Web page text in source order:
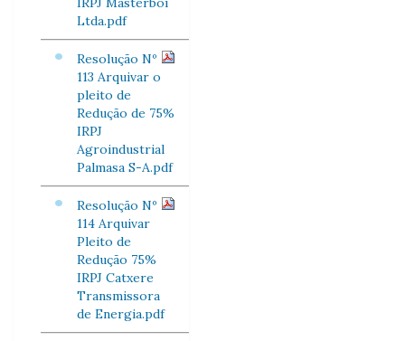
Ltda.pdf
Resolução Nº
113 Arquivar o
pleito de
Redução de 75%
IRPJ
Agroindustrial
Palmasa S-A.pdf
Resolução Nº
114 Arquivar
Pleito de
Redução 75%
IRPJ Catxere
Transmissora
de Energia.pdf